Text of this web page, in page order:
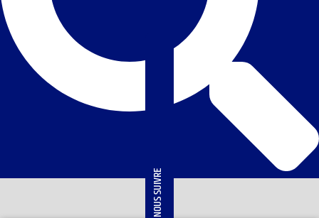
NOUS SUIVRE